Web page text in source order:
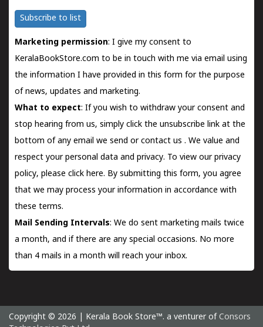
Subscribe to list
Marketing permission: I give my consent to
KeralaBookStore.com to be in touch with me via email using
the information I have provided in this form for the purpose
of news, updates and marketing.
What to expect: If you wish to withdraw your consent and
stop hearing from us, simply click the unsubscribe link at the
bottom of any email we send orcontact us . We value and
respect your personal data and privacy. To view our privacy
policy, please click here. By submitting this form, you agree
that we may process your information in accordance with
these terms.
Mail Sending Intervals: We do sent marketing mails twice
a month, and if there are any special occasions. No more
than 4 mails in a month will reach your inbox.
Copyright © 2026 | Kerala Book Store™. a venturer of Consors